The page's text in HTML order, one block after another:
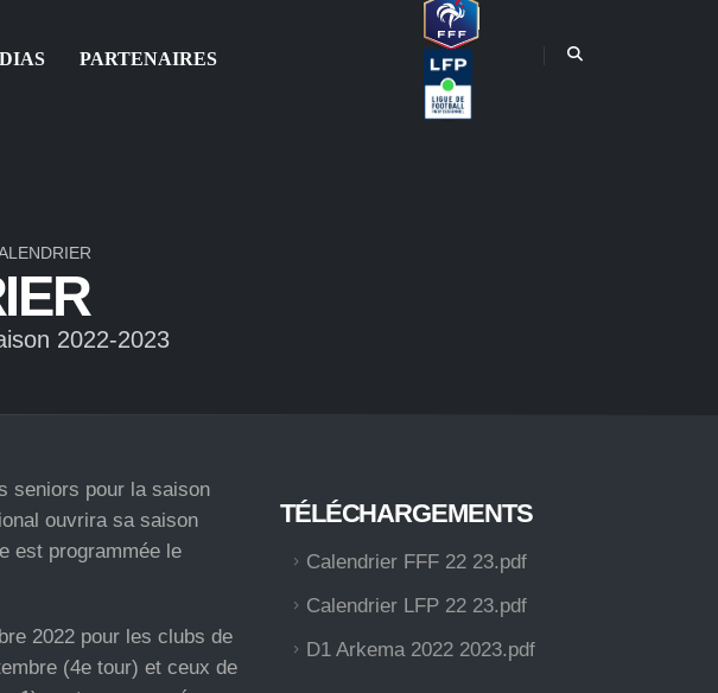
PARTENAIRES
2022-2023
seniors pour la saison
ouvrira sa saison
est programmée le
2022 pour les clubs de
(4e tour) et ceux de
TÉLÉCHARGEMENTS
Calendrier FFF 22 23.pdf
Calendrier LFP 22 23.pdf
D1 Arkema 2022 2023.pdf